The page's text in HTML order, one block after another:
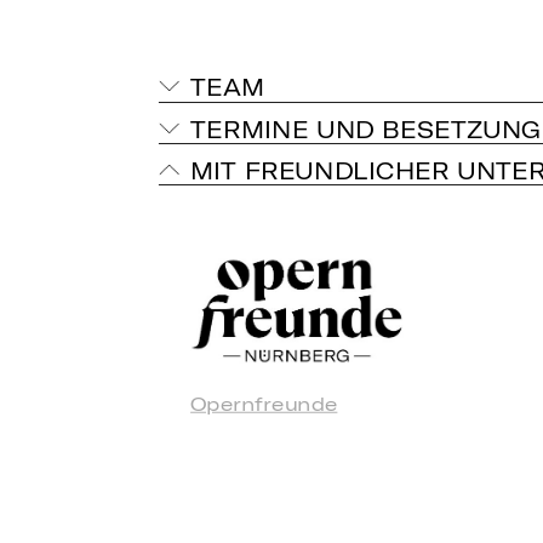
TEAM
TERMINE UND BESETZUNG
MIT FREUNDLICHER
Opernfreunde